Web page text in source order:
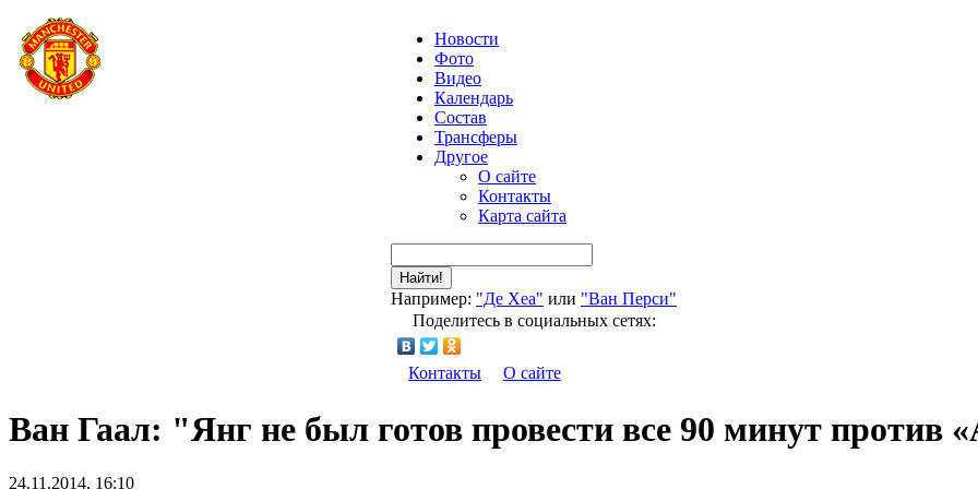
Новости
Фото
Видео
Календарь
Состав
Трансферы
Другое
О сайте
Контакты
Карта сайта
Найти!
Например: "Де Хеа" или "Ван Перси"
Поделитесь в социальных сетях:
Контакты О сайте
Ван Гаал: "Янг не был готов провести все 90 минут против
24.11.2014, 16:10